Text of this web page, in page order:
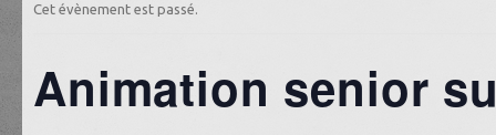
Cet évènement est passé.
Animation senior